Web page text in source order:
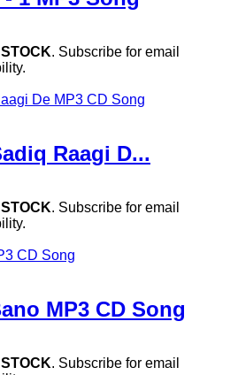
. Subscribe for email
Raagi D...
. Subscribe for email
MP3 CD Song
. Subscribe for email